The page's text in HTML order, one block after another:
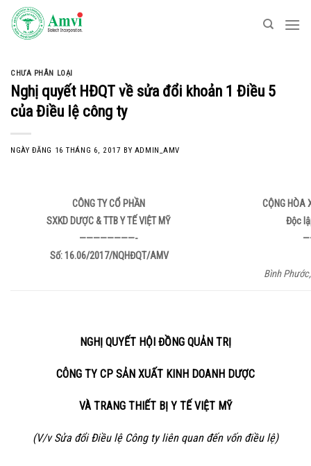
Skip
content
CHƯA PHÂN LOẠI
Nghị quyết HĐQT về sửa đổi khoản 1 Điều 5
của Điều lệ công ty
NGÀY ĐĂNG 16 THÁNG 6, 2017 BY ADMIN_AMV
CÔNG TY CỔ PHẦN
SXKD DƯỢC & TTB Y TẾ VIỆT MỸ
————————-
Số: 16.06/2017/NQHĐQT/AMV
CỘNG HÒA
Độc
Bình
NGHỊ QUYẾT HỘI ĐỒNG QUẢN TRỊ
CÔNG TY CP SẢN XUẤT KINH DOANH DƯỢC
VÀ TRANG THIẾT BỊ Y TẾ VIỆT MỸ
(V/v Sửa đổi Điều lệ Công ty liên quan đến vốn điều lệ)